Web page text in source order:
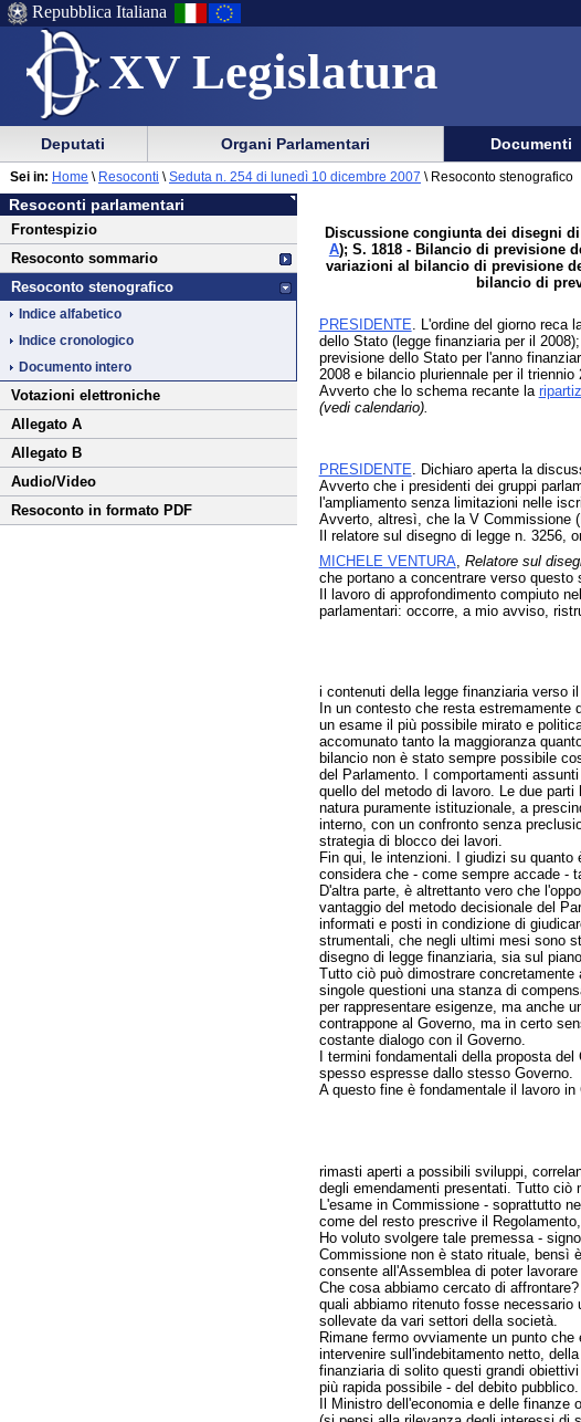
XV Legislatura
Menu
di
ausilio
alla
navigazione
Menu
di
navigazione
principale
Repubblica Italiana
Menu
di
navigazione
principale
menu
di
sezione
Deputati Organi Parlamentari Documenti
Vai
al
contenuto
Resoconti parlamentari
Frontespizio
Resoconto sommario
Resoconto stenografico
Indice alfabetico
Indice cronologico
Documento intero
Votazioni elettroniche
Allegato A
Allegato B
Audio/Video
Resoconto in formato PDF
Sei in: Home \ Resoconti \ Seduta n. 254 di lunedì 10 dicembre 2007 \ Resoconto stenografico
Discussione congiunta dei disegni
A); S. 1818 - Bilancio di previsione
variazioni al bilancio di previsione
bilancio di
PRESIDENTE . L'ordine del giorno
dello Stato (legge finanziaria per il
previsione dello Stato per l'anno
2008 e bilancio pluriennale per il triennio
Avverto che lo schema recante la
(vedi calendario).
PRESIDENTE . Dichiaro aperta la
Avverto che i presidenti dei gruppi
l'ampliamento senza limitazioni nelle
Avverto, altresì, che la V Commissione
Il relatore sul disegno di legge n. 3256,
MICHELE VENTURA Relatore sul
che portano a concentrare verso questo
Il lavoro di approfondimento compiuto
parlamentari: occorre, a mio avviso,
i contenuti della legge finanziaria verso
In un contesto che resta
un esame il più possibile mirato e
accomunato tanto la maggioranza
bilancio non è stato sempre possibile
del Parlamento. I comportamenti
quello del metodo di lavoro. Le due
natura puramente istituzionale, a
interno, con un confronto senza
strategia di blocco dei lavori.
Fin qui, le intenzioni. I giudizi su
considera che - come sempre accade -
D'altra parte, è altrettanto vero che
vantaggio del metodo decisionale del
informati e posti in condizione di
strumentali, che negli ultimi mesi sono
disegno di legge finanziaria, sia sul
Tutto ciò può dimostrare
singole questioni una stanza di
per rappresentare esigenze, ma anche
contrappone al Governo, ma in certo
costante dialogo con il Governo.
I termini fondamentali della proposta
spesso espresse dallo stesso Governo.
A questo fine è fondamentale il lavoro
rimasti aperti a possibili sviluppi,
degli emendamenti presentati. Tutto ciò
L'esame in Commissione - soprattutto
come del resto prescrive il
Ho voluto svolgere tale premessa -
Commissione non è stato rituale, bensì
consente all'Assemblea di poter
Che cosa abbiamo cercato di
quali abbiamo ritenuto fosse
sollevate da vari settori della società.
Rimane fermo ovviamente un punto
intervenire sull'indebitamento netto,
finanziaria di solito questi grandi
più rapida possibile - del debito pubblico.
Il Ministro dell'economia e delle